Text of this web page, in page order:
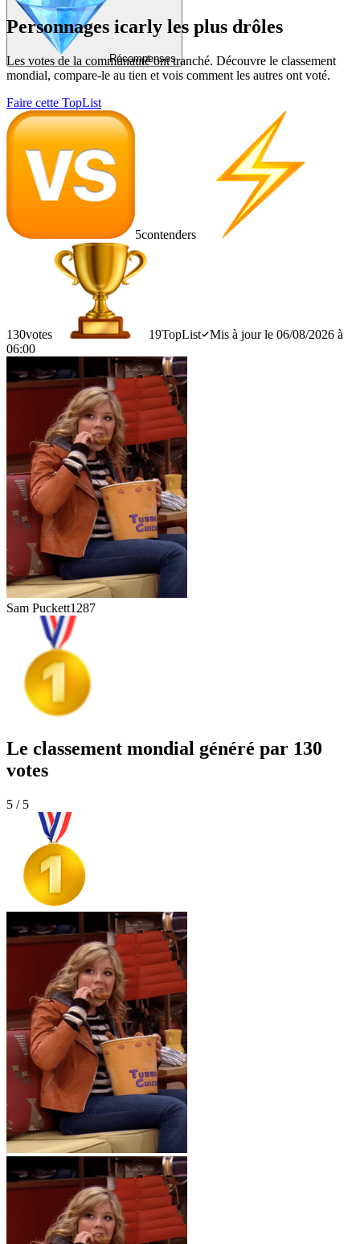
Récompenses
Personnages icarly les plus drôles
Les votes de la communauté ont tranché. Découvre le classement
mondial, compare-le au tien et vois comment les autres ont voté.
Faire cette TopList
5contenders
130votes 19TopList
Mis à jour le 06/08/2026 à
06:00
Sam Puckett1287
Le classement mondial généré par 130
votes
5 / 5